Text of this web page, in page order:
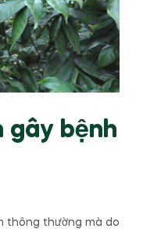
gây bệnh
thông thường mà do